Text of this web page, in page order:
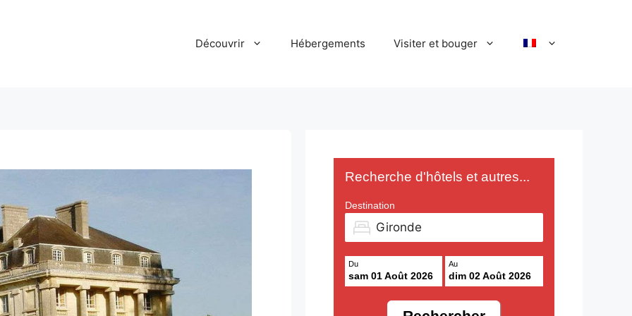
Découvrir Hébergements Visiter et bouger
Recherche d'hôtels et autres...
Destination
Du
sam 01 Août 2026
Au
dim 02 Août 2026